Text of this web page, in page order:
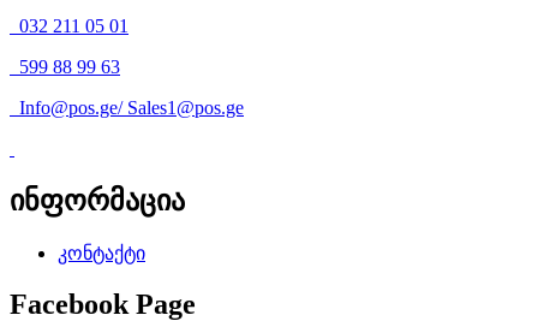
032 211 05 01
599 88 99 63
Info@pos.ge/ Sales1@pos.ge
ინფორმაცია
კონტაქტი
Facebook Page